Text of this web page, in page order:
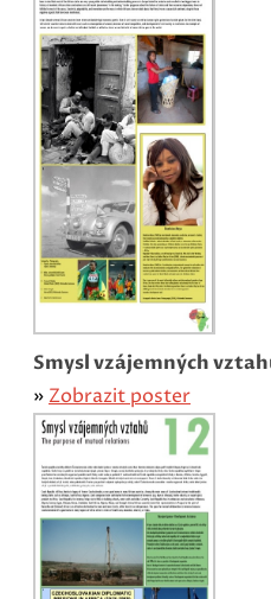
Smysl vzájemných
» Zobrazit poster